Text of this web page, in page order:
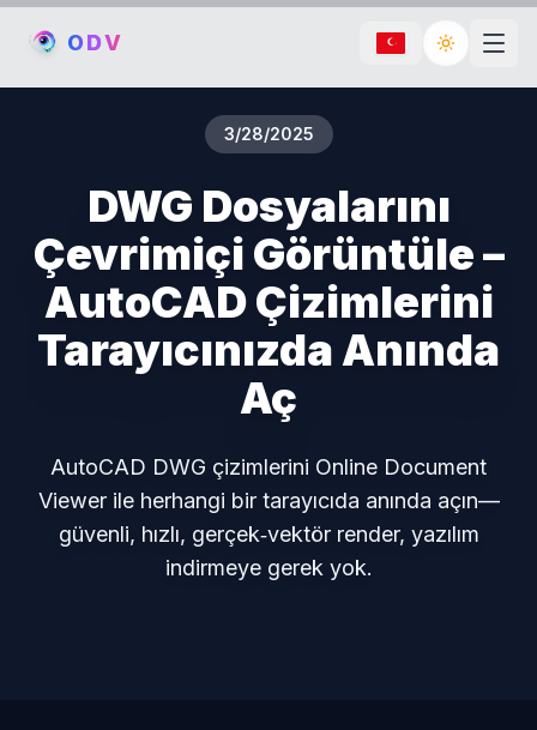
ODV Toggle
3/28/2025
DWG Dosyalarını
Çevrimiçi Görüntüle –
AutoCAD Çizimlerini
Tarayıcınızda Anında
Aç
AutoCAD DWG çizimlerini Online Document
Viewer ile herhangi bir tarayıcıda anında açın—
güvenli, hızlı, gerçek‑vektör render, yazılım
indirmeye gerek yok.